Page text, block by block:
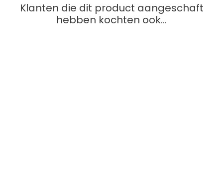
Klanten die dit product aangeschaft
hebben kochten ook...